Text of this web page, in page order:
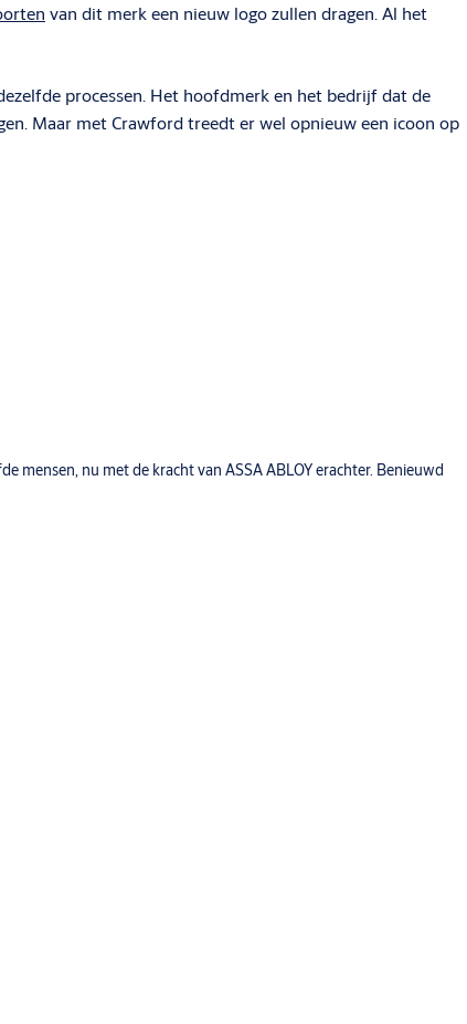
van dit merk een nieuw logo zullen dragen. Al het
processen. Het hoofdmerk en het bedrijf dat de
Maar met Crawford treedt er wel opnieuw een icoon op
mensen, nu met de kracht van ASSA ABLOY erachter. Benieuwd